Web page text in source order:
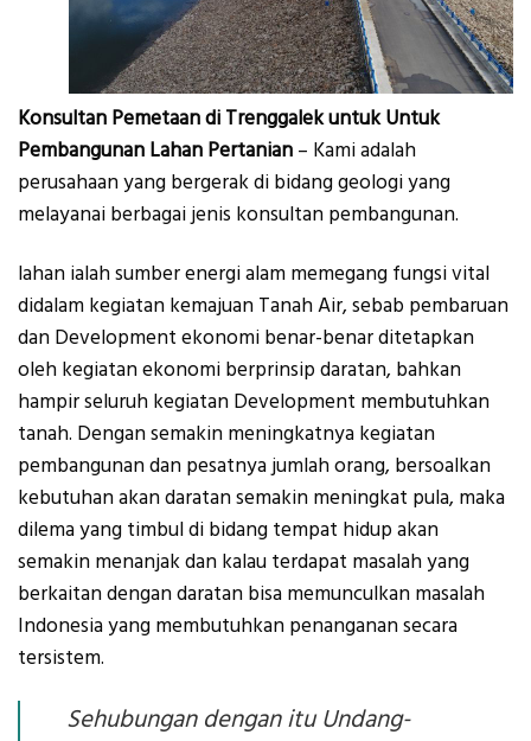
Konsultan Pemetaan di Trenggalek untuk Untuk
Pembangunan Lahan Pertanian – Kami adalah
perusahaan yang bergerak di bidang geologi yang
melayanai berbagai jenis konsultan pembangunan.
lahan ialah sumber energi alam memegang fungsi vital
didalam kegiatan kemajuan Tanah Air, sebab pembaruan
dan Development ekonomi benar-benar ditetapkan
oleh kegiatan ekonomi berprinsip daratan, bahkan
hampir seluruh kegiatan Development membutuhkan
tanah. Dengan semakin meningkatnya kegiatan
pembangunan dan pesatnya jumlah orang, bersoalkan
kebutuhan akan daratan semakin meningkat pula, maka
dilema yang timbul di bidang tempat hidup akan
semakin menanjak dan kalau terdapat masalah yang
berkaitan dengan daratan bisa memunculkan masalah
Indonesia yang membutuhkan penanganan secara
tersistem.
Sehubungan dengan itu Undang-